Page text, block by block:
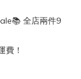
全店兩件9
費！